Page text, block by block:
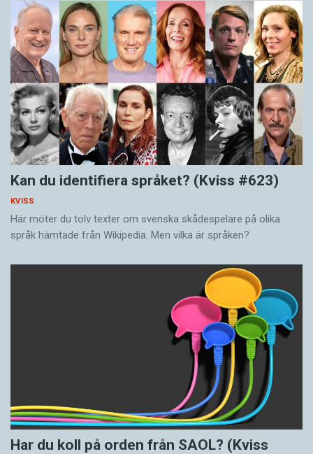
Kan du identifiera språket? (Kviss #623)
KVISS
Här möter du tolv texter om svenska skådespelare på olika
språk hämtade från Wikipedia. Men vilka är språken?
Har du koll på orden från SAOL? (Kviss